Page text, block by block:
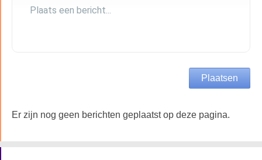
Er zijn nog geen berichten geplaatst op deze pagina.